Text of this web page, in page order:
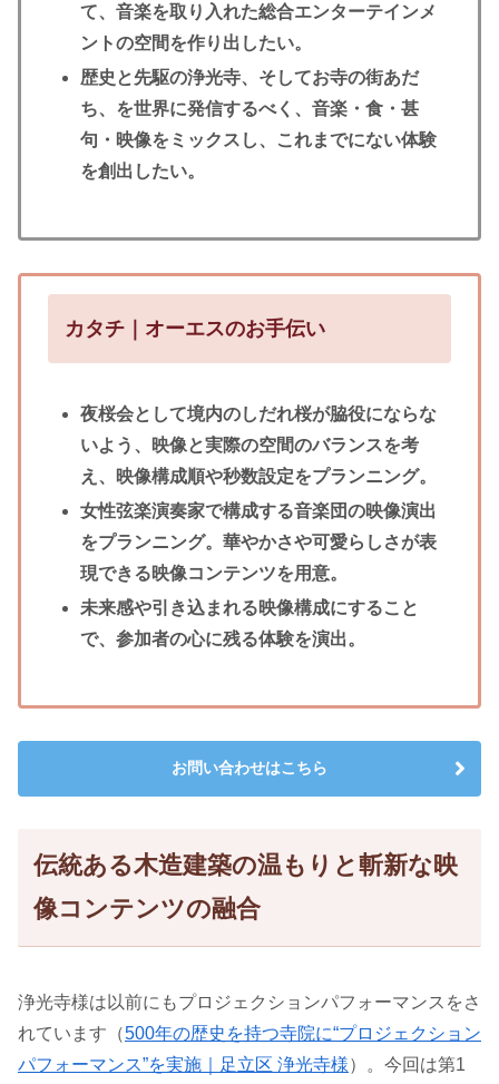
て、音楽を取り入れた総合エンターテインメ
ントの空間を作り出したい。
歴史と先駆の浄光寺、そしてお寺の街あだ
ち、を世界に発信するべく、音楽・食・甚
句・映像をミックスし、これまでにない体験
を創出したい。
カタチ｜オーエスのお手伝い
夜桜会として境内のしだれ桜が脇役にならな
いよう、映像と実際の空間のバランスを考
え、映像構成順や秒数設定をプランニング。
女性弦楽演奏家で構成する音楽団の映像演出
をプランニング。華やかさや可愛らしさが表
現できる映像コンテンツを用意。
未来感や引き込まれる映像構成にすること
で、参加者の心に残る体験を演出。
お問い合わせはこちら
伝統ある木造建築の温もりと斬新な映
像コンテンツの融合
浄光寺様は以前にもプロジェクションパフォーマンスをさ
れています（500年の歴史を持つ寺院に“プロジェクション
パフォーマンス”を実施｜足立区 浄光寺様）。今回は第1